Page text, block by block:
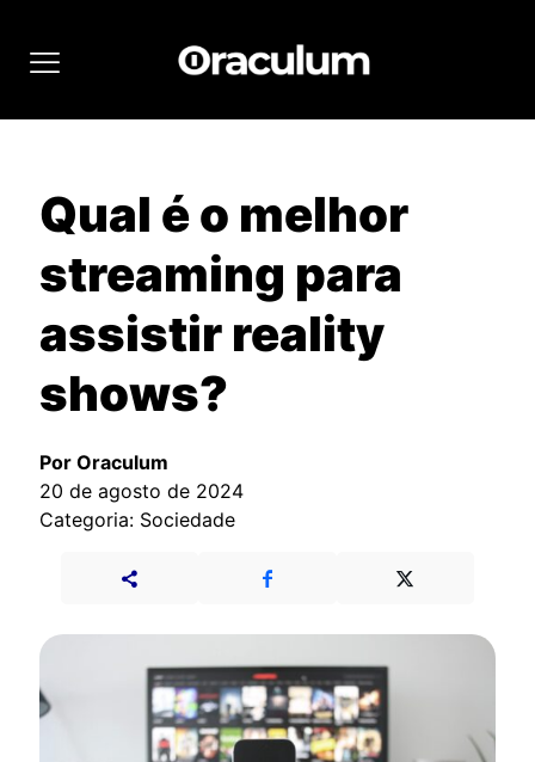
Qual é o melhor
streaming para
assistir reality
shows?
Por Oraculum
20 de agosto de 2024
Categoria: Sociedade